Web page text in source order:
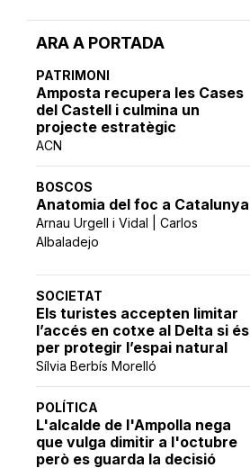
ARA A PORTADA
PATRIMONI
Amposta recupera les Cases
del Castell i culmina un
projecte estratègic
ACN
BOSCOS
Anatomia del foc a Catalunya
Arnau Urgell i Vidal | Carlos
Albaladejo
SOCIETAT
Els turistes accepten limitar
l’accés en cotxe al Delta si és
per protegir l’espai natural
Sílvia Berbís Morelló
POLÍTICA
L'alcalde de l'Ampolla nega
que vulga dimitir a l'octubre
però es guarda la decisió